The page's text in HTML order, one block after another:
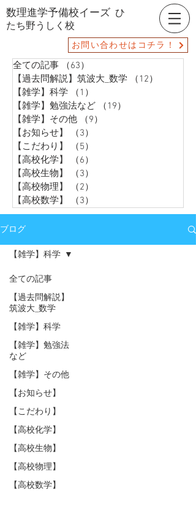
数理進学予備校イーズ ひ
たち野うしく校
お問い合わせはコチラ！
全ての記事 （63）
【過去問解説】筑波大_数学
（12）
【雑学】科学
（1）
【雑学】勉強法など
（19）
【雑学】その他
（9）
【お知らせ】
（3）
【こだわり】
（5）
【高校化学】
（6）
【高校生物】
（3）
【高校物理】
（2）
【高校数学】
（3）
ブログ
全ての記事
【過去問解説】
筑波大_数学
【雑学】科学
【雑学】勉強法
など
【雑学】その他
【お知らせ】
【こだわり】
【高校化学】
【高校生物】
【高校物理】
【高校数学】
【雑学】科学